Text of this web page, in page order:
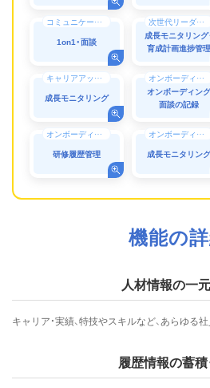
コミュニケーション
1on1・面談
次世代リーダー育成
成長モニタリング
育成計画進捗管理
キャリアアップ（支援）
成長モニタリング
オンボーディング
オンボーディング
面談の記録
オンボーディング
研修履歴管理
オンボーディング
成長モニタリング
機能の
人材情報の一
キャリア・実績、特技やスキルなど、あらゆる
履歴情報の蓄積